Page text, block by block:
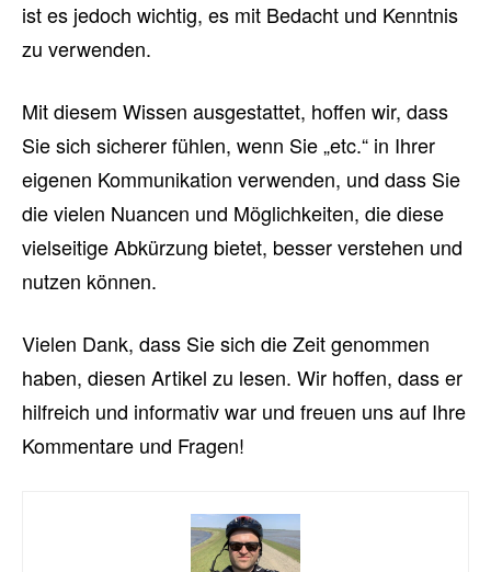
ist es jedoch wichtig, es mit Bedacht und Kenntnis
zu verwenden.
Mit diesem Wissen ausgestattet, hoffen wir, dass
Sie sich sicherer fühlen, wenn Sie „etc.“ in Ihrer
eigenen Kommunikation verwenden, und dass Sie
die vielen Nuancen und Möglichkeiten, die diese
vielseitige Abkürzung bietet, besser verstehen und
nutzen können.
Vielen Dank, dass Sie sich die Zeit genommen
haben, diesen Artikel zu lesen. Wir hoffen, dass er
hilfreich und informativ war und freuen uns auf Ihre
Kommentare und Fragen!